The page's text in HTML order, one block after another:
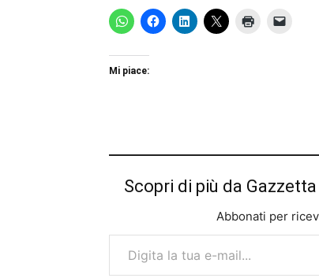
Mi piace:
Scopri di più da
Abbonati per
Digita la tua e-mail...